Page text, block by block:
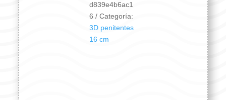
Desamparados
cantidad
d839e4b6ac1
6
Categoría:
3D penitentes
16 cm